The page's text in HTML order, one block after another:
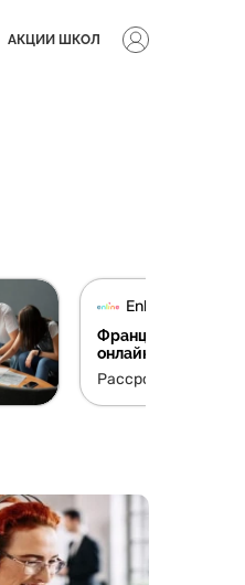
АКЦИИ ШКОЛ
Enline School
Французский для
онлайн
Рассрочки нет